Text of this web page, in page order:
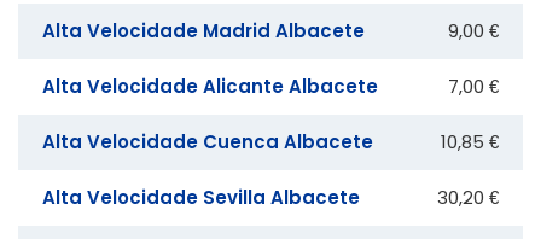
Alta Velocidade Madrid Albacete 9,00 €
Alta Velocidade Alicante Albacete 7,00 €
Alta Velocidade Cuenca Albacete 10,85 €
Alta Velocidade Sevilla Albacete 30,20 €